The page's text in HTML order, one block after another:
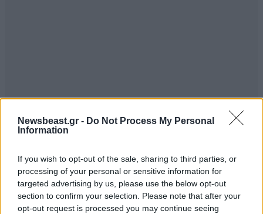
Newsbeast.gr - Do Not Process My Personal
Information
If you wish to opt-out of the sale, sharing to third parties, or
processing of your personal or sensitive information for
targeted advertising by us, please use the below opt-out
section to confirm your selection. Please note that after your
opt-out request is processed you may continue seeing